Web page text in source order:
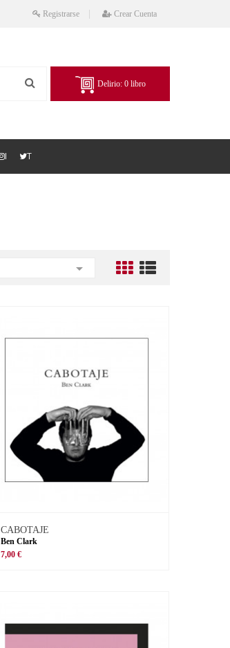
Registrarse Crear Cuenta
Delirio: 0 libro
I T

CABOTAJE
Ben Clark
7,00 €